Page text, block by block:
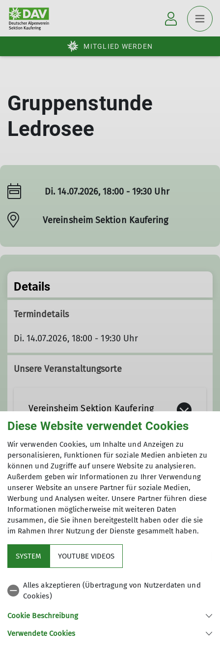
MITGLIED WERDEN
Gruppenstunde
Ledrosee
Di. 14.07.2026, 18:00 - 19:30 Uhr
Vereinsheim Sektion Kaufering
Details
Termindetails
Di. 14.07.2026, 18:00 - 19:30 Uhr
Unsere Veranstaltungsorte
Vereinsheim Sektion Kaufering
Franz-Senn-Weg 1
86916 Kaufering
Gruppe
Jugend
Der DAV
Diese Website verwendet Cookies
Wir verwenden Cookies, um Inhalte und Anzeigen zu
personalisieren, Funktionen für soziale Medien anbieten zu
können und Zugriffe auf unsere Website zu analysieren.
Außerdem geben wir Informationen zu Ihrer Verwendung
unserer Website an unsere Partner für soziale Medien,
Werbung und Analysen weiter. Unsere Partner führen diese
Informationen möglicherweise mit weiteren Daten
zusammen, die Sie ihnen bereitgestellt haben oder die sie
im Rahmen Ihrer Nutzung der Dienste gesammelt haben.
SYSTEM YOUTUBE VIDEOS
Alles akzeptieren (Übertragung von Nutzerdaten und
Cookies)
Cookie Beschreibung
Verwendete Cookies